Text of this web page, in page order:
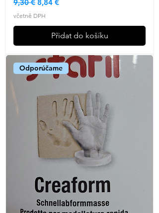
9,30 € 8,84 €
včetně DPH
Přidat do košíku
Odporúčame